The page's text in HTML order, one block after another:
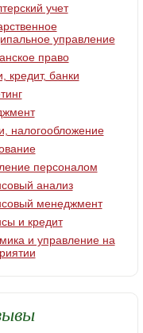
учет
управление
право
кредит, банки
налогообложение
персоналом
анализ
менеджмент
и кредит
и управление на